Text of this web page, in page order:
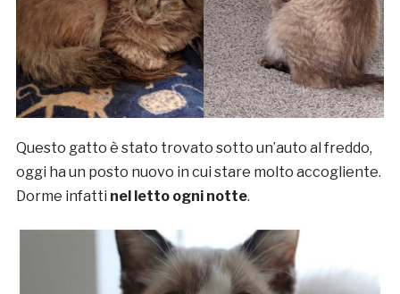
Questo gatto è stato trovato sotto un’auto al freddo,
oggi ha un posto nuovo in cui stare molto accogliente.
Dorme infatti nel letto ogni notte.